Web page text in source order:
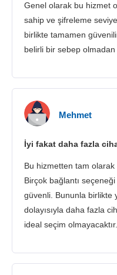
Genel olarak bu hizmet
sahip ve şifreleme
birlikte tamamen
belirli bir sebep olmadan
Mehmet
İyi fakat daha fazla
Bu hizmetten tam
Birçok bağlantı
güvenli. Bununla birlikte
dolayısıyla daha fazla
ideal seçim olmayacaktır.